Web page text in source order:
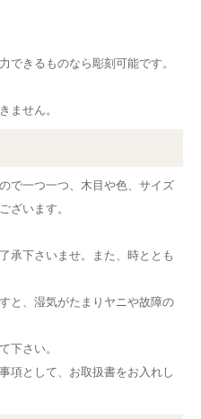
きるものなら彫刻可能です。
ません。
で一つ一つ、木目や色、サイズ
ざいます。
承下さいませ。また、時ととも
と、湿気がたまりヤニや故障の
下さい。
項として、お取扱書をお入れし